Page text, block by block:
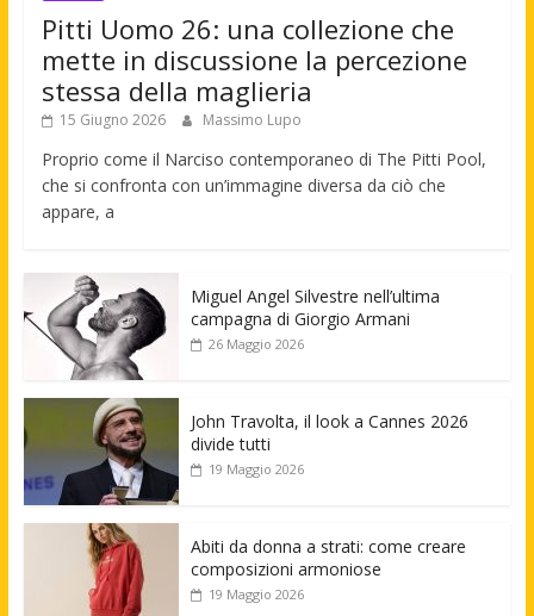
Pitti Uomo 26: una collezione che
mette in discussione la percezione
stessa della maglieria
15 Giugno 2026 Massimo Lupo
Proprio come il Narciso contemporaneo di The Pitti Pool,
che si confronta con un’immagine diversa da ciò che
appare, a
Miguel Angel Silvestre nell’ultima
campagna di Giorgio Armani
26 Maggio 2026
John Travolta, il look a Cannes 2026
divide tutti
19 Maggio 2026
Abiti da donna a strati: come creare
composizioni armoniose
19 Maggio 2026